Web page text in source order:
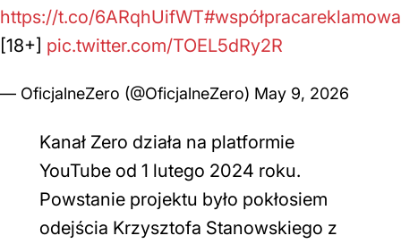
https://t.co/6ARqhUifWT#współpracareklamowa
[18+] pic.twitter.com/TOEL5dRy2R
— OficjalneZero (@OficjalneZero) May 9, 2026
Kanał Zero działa na platformie
YouTube od 1 lutego 2024 roku.
Powstanie projektu było pokłosiem
odejścia Krzysztofa Stanowskiego z